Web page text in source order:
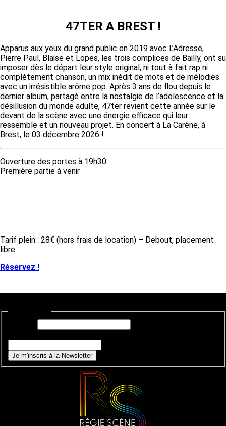
47TER A BREST !
Apparus aux yeux du grand public en 2019 avec L’Adresse,
Pierre Paul, Blaise et Lopes, les trois complices de Bailly, ont su
imposer dès le départ leur style original, ni tout à fait rap ni
complètement chanson, un mix inédit de mots et de mélodies
avec un irrésistible arôme pop. Après 3 ans de flou depuis le
dernier album, partagé entre la nostalgie de l’adolescence et la
désillusion du monde adulte, 47ter revient cette année sur le
devant de la scène avec une énergie efficace qui leur
ressemble et un nouveau projet. En concert à La Carène, à
Brest, le 03 décembre 2026 !
Ouverture des portes à 19h30
Première partie à venir
Tarif plein : 28€ (hors frais de location) – Debout, placement
libre.
Réservez !
Je m'inscris à la Newsletter